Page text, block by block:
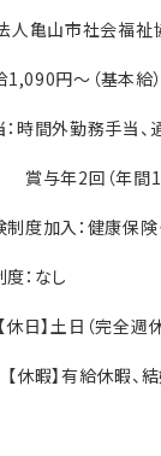
市社会福祉協議
円～（基本給）
勤務手当、通
間1.35ヶ月
：健康保険・
なし
日（完全週休二
、結婚・出産